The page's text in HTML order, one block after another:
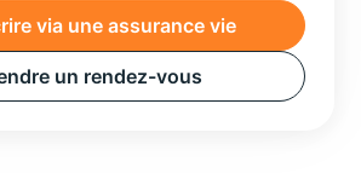
via une assurance vie
un rendez-vous